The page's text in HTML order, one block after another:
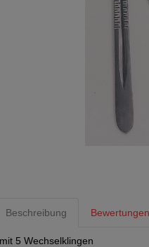
Beschreibung
mit 5 Wechselklingen